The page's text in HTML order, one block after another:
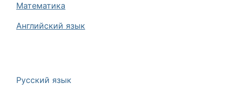
Русский язык
Математика
Английский язык